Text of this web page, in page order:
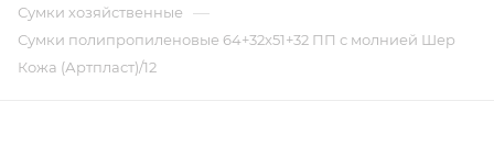
Сумки хозяйственные —
Сумки полипропиленовые 64+32x51+32 ПП с молнией Шер
Кожа (Артпласт)/12